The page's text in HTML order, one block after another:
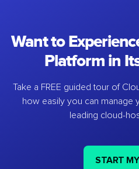
Want to
Platform in
Take a FREE guided tour of
how easily you can manage
leading cloud-
START